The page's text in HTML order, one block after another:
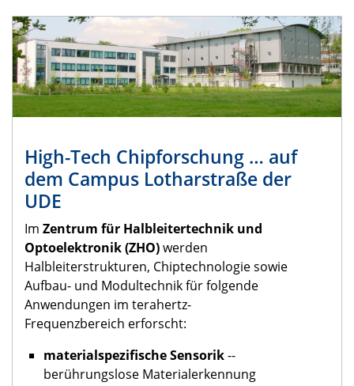
High-Tech Chipforschung … auf
dem Campus Lotharstraße der
UDE
Im Zentrum für Halbleitertechnik und
Optoelektronik (ZHO)werden
Halbleiterstrukturen, Chiptechnologie sowie
Aufbau- und Modultechnik für folgende
Anwendungen im terahertz-
Frequenzbereich erforscht:
materialspezifische Sensorik--
berührungslose Materialerkennung